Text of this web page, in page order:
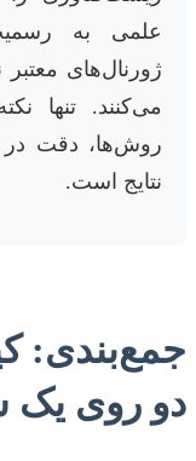
علمی به
ژورنال‌های معتبر
می‌کنند. تنها
روش‌ها، دقت در
نتایج است.
جمع‌بندی:
دو روی یک